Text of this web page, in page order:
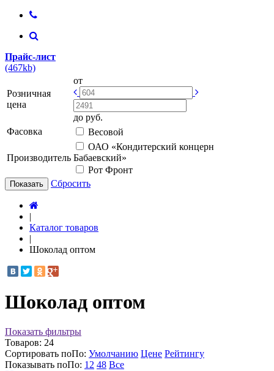
Прайс-лист
(467kb)
Розничная
цена
от
до руб.
Фасовка
Весовой
Производитель
ОАО «Кондитерский концерн
Бабаевский»
Рот Фронт
Показать Сбросить
|
Каталог товаров
|
Шоколад оптом
Шоколад оптом
Показать фильтры
Товаров: 24
Сортировать поПо: Умолчанию Цене Рейтингу
Показывать поПо: 12 48 Все